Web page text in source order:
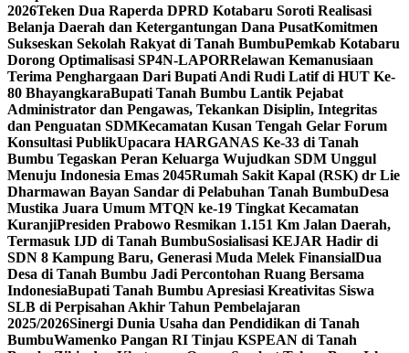
2026Teken Dua Raperda DPRD Kotabaru Soroti Realisasi
Belanja Daerah dan Ketergantungan Dana PusatKomitmen
Sukseskan Sekolah Rakyat di Tanah BumbuPemkab Kotabaru
Dorong Optimalisasi SP4N-LAPORRelawan Kemanusiaan
Terima Penghargaan Dari Bupati Andi Rudi Latif di HUT Ke-
80 BhayangkaraBupati Tanah Bumbu Lantik Pejabat
Administrator dan Pengawas, Tekankan Disiplin, Integritas
dan Penguatan SDMKecamatan Kusan Tengah Gelar Forum
Konsultasi PublikUpacara HARGANAS Ke-33 di Tanah
Bumbu Tegaskan Peran Keluarga Wujudkan SDM Unggul
Menuju Indonesia Emas 2045Rumah Sakit Kapal (RSK) dr Lie
Dharmawan Bayan Sandar di Pelabuhan Tanah BumbuDesa
Mustika Juara Umum MTQN ke-19 Tingkat Kecamatan
KuranjiPresiden Prabowo Resmikan 1.151 Km Jalan Daerah,
Termasuk IJD di Tanah BumbuSosialisasi KEJAR Hadir di
SDN 8 Kampung Baru, Generasi Muda Melek FinansialDua
Desa di Tanah Bumbu Jadi Percontohan Ruang Bersama
IndonesiaBupati Tanah Bumbu Apresiasi Kreativitas Siswa
SLB di Perpisahan Akhir Tahun Pembelajaran
2025/2026Sinergi Dunia Usaha dan Pendidikan di Tanah
BumbuWamenko Pangan RI Tinjau KSPEAN di Tanah